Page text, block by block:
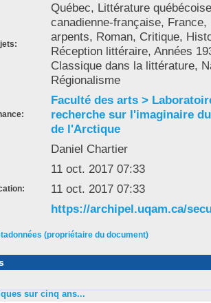
Québec, Littérature
canadienne-française, France,
arpents, Roman, Critique,
Réception littéraire, Années
Classique dans la littérature,
Régionalisme
Faculté des arts >
recherche sur l'imaginaire
de l'Arctique
Daniel Chartier
11 oct. 2017 07:33
11 oct. 2017 07:33
https://archipel.uqam.ca/
(propriétaire du document)
sur cinq ans...